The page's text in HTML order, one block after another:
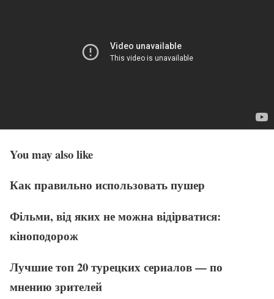
You may also like
Как правильно использовать пушер
Фільми, від яких не можна відірватися:
кіноподорож
Лучшие топ 20 турецких сериалов — по
мнению зрителей